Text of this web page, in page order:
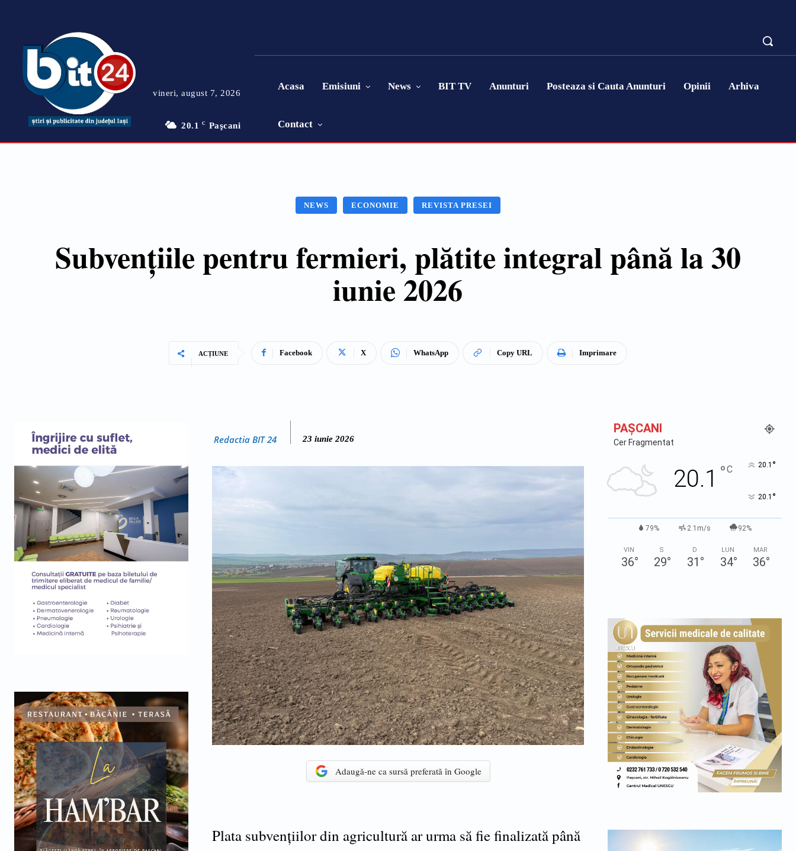
vineri, august 7, 2026
20.1 C Paşcani
Acasa Emisiuni News BIT TV Anunturi Posteaza si Cauta Anunturi Opinii Arhiva
Contact
NEWS ECONOMIE REVISTA PRESEI
Subvențiile pentru fermieri, plătite integral până la 30
iunie 2026
ACȚIUNE Facebook X WhatsApp Copy URL Imprimare
Redactia BIT 24 23 iunie 2026
Adaugă-ne ca sursă preferată în Google
Plata subvențiilor din agricultură ar urma să fie finalizată până
PAŞCANI
Cer Fragmentat
20.1 °C 20.1 °
20.1 °
79% 2.1m/s 92%
VIN
36°
S
29°
D
31 °
LUN
34°
MAR
36°